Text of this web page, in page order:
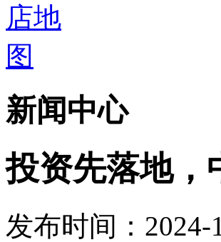
新闻中心
投资先落地，
发布时间：2024-